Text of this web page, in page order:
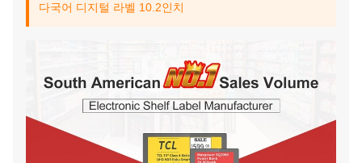
다국어 디지털 라벨 10.2인치